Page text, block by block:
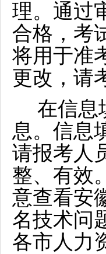
理。通过
合格，考
将用于准
更改，请
在信息
息。信息
请报考人
整、有效
意查看安
名技术问
各市人力